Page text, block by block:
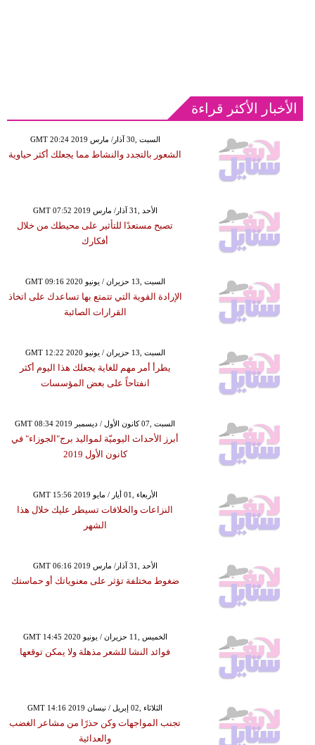
الأخبار الأكثر قراءة
GMT 20:24 2019 السبت ,30 آذار/ مارس
الشعور بالتجدد والنشاط مما يجعلك أكثر حياوية
GMT 07:52 2019 الأحد ,31 آذار/ مارس
تصبح مستعدًا للتأثير على محيطك من خلال
أفكارك
GMT 09:16 2020 السبت ,13 حزيران / يونيو
الإرادة القوية التي تتمتع بها تساعدك على اتخاذ
القرارات الصائبة
GMT 12:22 2020 السبت ,13 حزيران / يونيو
يطرأ أمر مهم للغاية يجعلك هذا اليوم أكثر
انفتاحاً على بعض المؤسسات
GMT 08:34 2019 السبت ,07 كانون الأول / ديسمبر
أبرز الأحداث اليوميّة لمواليد برج"الجوزاء" في
كانون الأول 2019
GMT 15:56 2019 الأربعاء ,01 أيار / مايو
النزاعات والخلافات تسيطر عليك خلال هذا
الشهر
GMT 06:16 2019 الأحد ,31 آذار/ مارس
ضغوط مختلفة تؤثر على معنوياتك أو حماستك
GMT 14:45 2020 الخميس ,11 حزيران / يونيو
فوائد النشا للشعر مذهلة ولا يمكن توقعها
GMT 14:16 2019 الثلاثاء ,02 إبريل / نيسان
تجنب المواجهات وكن حذرًا من مشاعر الغضب
والعدائية